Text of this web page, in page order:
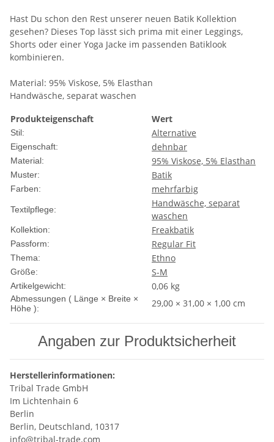
Hast Du schon den Rest unserer neuen Batik Kollektion
gesehen? Dieses Top lässt sich prima mit einer Leggings,
Shorts oder einer Yoga Jacke im passenden Batiklook
kombinieren.
Material: 95% Viskose, 5% Elasthan
Handwäsche, separat waschen
Produkteigenschaft
Wert
Stil: Alternative
Eigenschaft: dehnbar
Material: 95% Viskose, 5% Elasthan
Muster: Batik
Farben: mehrfarbig
Textilpflege:
Handwäsche, separat
waschen
Kollektion: Freakbatik
Passform: Regular Fit
Thema: Ethno
Größe: S-M
Artikelgewicht: 0,06 kg
Abmessungen ( Länge × Breite ×
Höhe ):
29,00 × 31,00 × 1,00 cm
Angaben zur Produktsicherheit
Herstellerinformationen:
Tribal Trade GmbH
Im Lichtenhain 6
Berlin
Berlin, Deutschland, 10317
info@tribal-trade.com